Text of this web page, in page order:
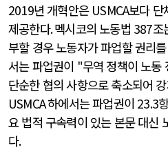
2019년 개혁안은 USMCA보다 단
제공한다.멕시코의 노동법 387조
부할 경우 노동자가 파업할 권리
서는 파업권이 "무역 정책이 노동
단순한 협의 사항으로 축소되어
USMCA하에서는 파업권이 23.3
요 법적 구속력이 있는 본문 대신
다.